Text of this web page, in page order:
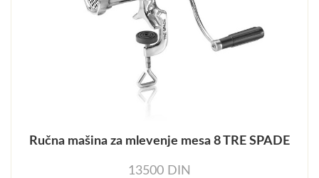
Ručna mašina za mlevenje mesa 8 TRE SPADE
13500 DIN